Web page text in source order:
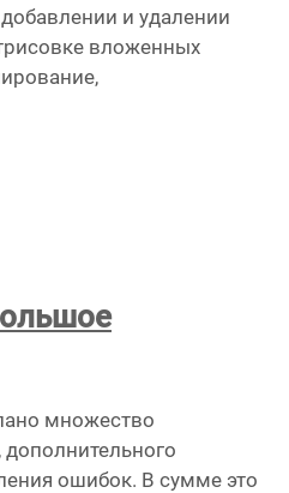
и удалении
вложенных
множество
ошибок. В сумме это